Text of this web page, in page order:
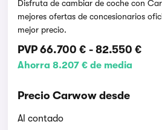
Disfruta de cambiar de coche con
mejores ofertas de concesionarios
mejor precio.
PVP66.700 € -82.550 €
Ahorra 8.207 € de media
Precio Carwow desde
Al contado